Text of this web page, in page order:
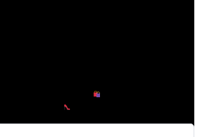
et recevez :
tendance | Lancements en
privées |